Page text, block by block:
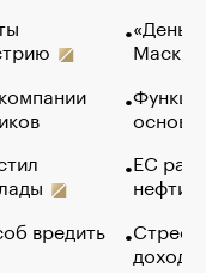
вредить
Маск в
основ
ЕС
нефти